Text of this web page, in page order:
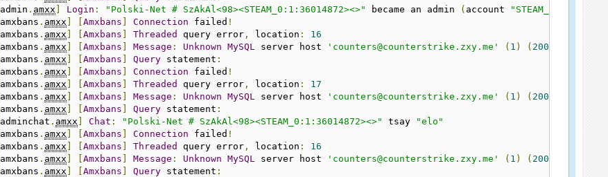
admin . amxx ] Login : "Polski-Net # SzAkAl<98><STEAM_0:1:36014872><>" became an admin ( account
amxbans . amxx ] [Amxbans ] Connection failed !
amxbans . amxx ] [Amxbans ] Threaded query error , location :
16
amxbans . amxx ] [Amxbans ] Message : Unknown MySQL server host 'counters@counterstrike.zxy.me' ( 1 ) ( 2005
amxbans . amxx ] [Amxbans ] Query statement :
amxbans . amxx ] [Amxbans ] Connection failed !
amxbans . amxx ] [Amxbans ] Threaded query error , location :
17
amxbans . amxx ] [Amxbans ] Message : Unknown MySQL server host 'counters@counterstrike.zxy.me' ( 1 ) ( 2005
amxbans . amxx ] [Amxbans ] Query statement :
adminchat . amxx ] Chat : "Polski-Net # SzAkAl<98><STEAM_0:1:36014872><>" tsay
"elo"
amxbans . amxx ] [Amxbans ] Connection failed !
amxbans . amxx ] [Amxbans ] Threaded query error , location :
16
amxbans . amxx ] [Amxbans ] Message : Unknown MySQL server host 'counters@counterstrike.zxy.me' ( 1 ) ( 2005
amxbans . amxx ] [Amxbans ] Query statement :